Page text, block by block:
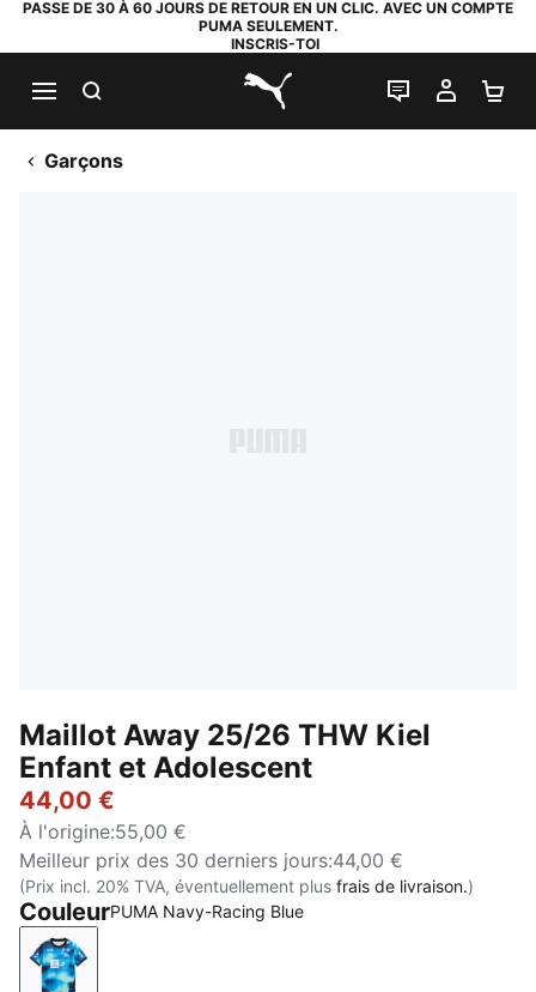
PASSE DE 30 À 60 JOURS DE RETOUR EN UN CLIC. AVEC UN COMPTE
PUMA SEULEMENT.
INSCRIS-TOI
PUMA.com
LIVE CHAT
MON
Garçons
Maillot Away 25/26 THW Kiel
Enfant et Adolescent
44,00 €
À l'origine:55,00 €
Meilleur prix des 30 derniers jours:44,00 €
(Prix incl. 20% TVA, éventuellement plus frais de livraison.)
CouleurPUMA Navy-Racing Blue
PUMA Navy-Racing Blue